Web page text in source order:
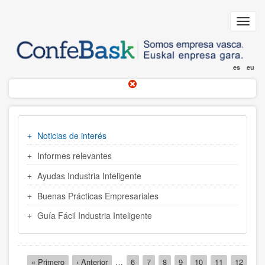
principal
es eu
INDUSTRIA
Noticias de interés
Informes relevantes
Ayudas Industria Inteligente
Buenas Prácticas Empresariales
Guía Fácil Industria Inteligente
Paginación
Primera
« Primero
Página
‹ Anterior … Página
6 Página
7 Página
8 Página
9 Página
10 Página
11 Página
12